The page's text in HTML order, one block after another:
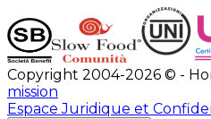
Copyright 2004-2026 © -
mission
Espace Juridique et